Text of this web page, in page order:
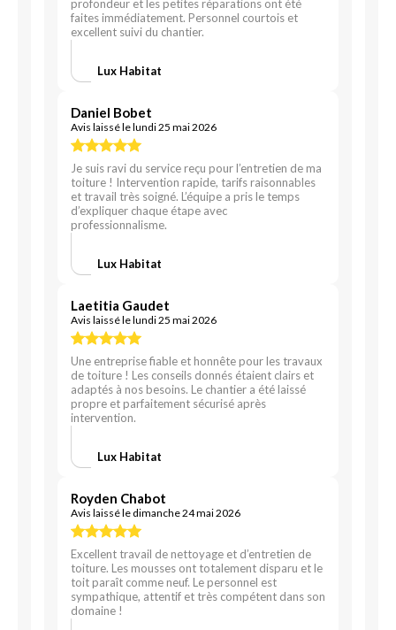
profondeur et les petites réparations ont été
faites immédiatement. Personnel courtois et
excellent suivi du chantier.
Lux Habitat
Daniel Bobet
Avis laissé le lundi 25 mai 2026
Je suis ravi du service reçu pour l’entretien de ma
toiture ! Intervention rapide, tarifs raisonnables
et travail très soigné. L’équipe a pris le temps
d’expliquer chaque étape avec
professionnalisme.
Lux Habitat
Laetitia Gaudet
Avis laissé le lundi 25 mai 2026
Une entreprise fiable et honnête pour les travaux
de toiture ! Les conseils donnés étaient clairs et
adaptés à nos besoins. Le chantier a été laissé
propre et parfaitement sécurisé après
intervention.
Lux Habitat
Royden Chabot
Avis laissé le dimanche 24 mai 2026
Excellent travail de nettoyage et d’entretien de
toiture. Les mousses ont totalement disparu et le
toit paraît comme neuf. Le personnel est
sympathique, attentif et très compétent dans son
domaine !